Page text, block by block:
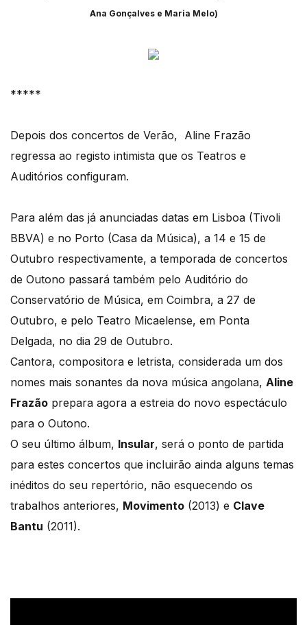
Ana Gonçalves e Maria Melo)
*****
Depois dos concertos de Verão, Aline Frazão
regressa ao registo intimista que os Teatros e
Auditórios configuram.
Para além das já anunciadas datas em Lisboa (Tivoli
BBVA) e no Porto (Casa da Música), a 14 e 15 de
Outubro respectivamente, a temporada de concertos
de Outono passará também pelo Auditório do
Conservatório de Música, em Coimbra, a 27 de
Outubro, e pelo Teatro Micaelense, em Ponta
Delgada, no dia 29 de Outubro.
Cantora, compositora e letrista, considerada um dos
nomes mais sonantes da nova música angolana, Aline
Frazão prepara agora a estreia do novo espectáculo
para o Outono.
O seu último álbum, Insular, será o ponto de partida
para estes concertos que incluirão ainda alguns temas
inéditos do seu repertório, não esquecendo os
trabalhos anteriores, Movimento (2013) e Clave
Bantu (2011).